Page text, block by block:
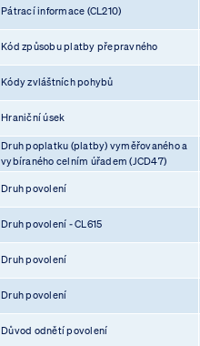
Pátrací informace (CL210)
Kód způsobu platby přepravného
Kódy zvláštních pohybů
Hraniční úsek
Druh poplatku (platby) vyměřovaného a
vybíraného celním úřadem (JCD47)
Druh povolení
Druh povolení - CL615
Druh povolení
Druh povolení
Důvod odnětí povolení